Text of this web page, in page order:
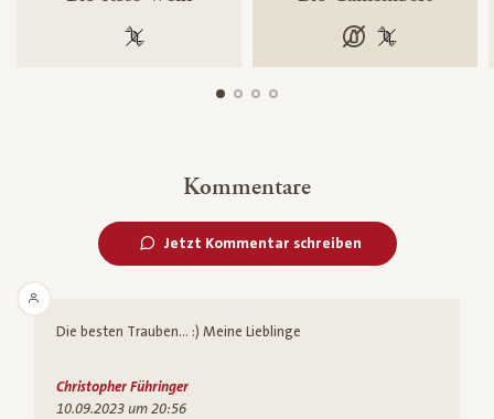
100 % gentechnikfrei laktosefrei
100 %
Kommentare
Jetzt Kommentar schreiben
Die besten Trauben... :) Meine Lieblinge
Christopher Führinger
10.09.2023 um 20:56